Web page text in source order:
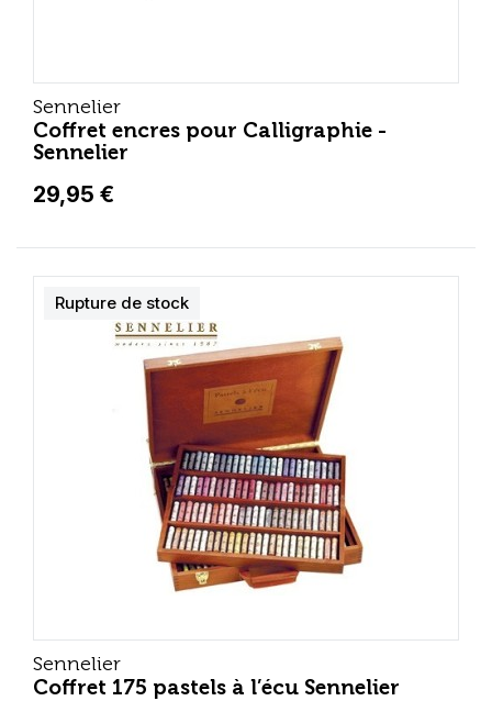
Sennelier
Coffret encres pour Calligraphie -
Sennelier
29,95 €
Sennelier
Coffret 175 pastels à l’écu Sennelier
Rupture de stock